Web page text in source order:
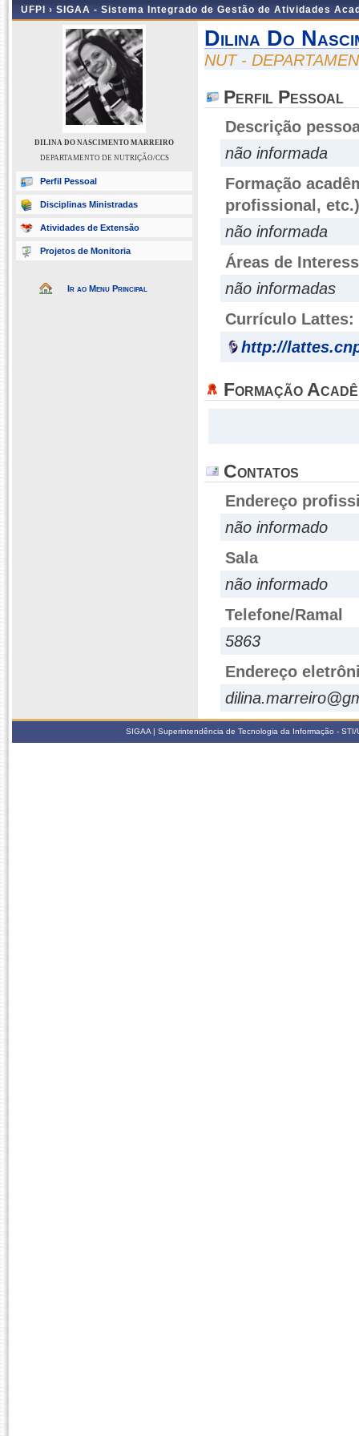
UFPI › SIGAA - Sistema Integrado de Gestão de Atividades
DILINA DO NASCIMENTO MARREIRO
DEPARTAMENTO DE NUTRIÇÃO/CCS
Perfil Pessoal
Disciplinas Ministradas
Atividades de Extensão
Projetos de Monitoria
Ir ao Menu Principal
Dilina Do
NUT -
Perfil Pessoal
Descrição
não informada
Formação
profissional, etc.)
não informada
Áreas de
não informadas
Currículo Lattes:
http://
Formação
Contatos
Endereço
não informado
Sala
não informado
Telefone/Ramal
5863
Endereço
SIGAA | Superintendência de Tecnologia da Informação -